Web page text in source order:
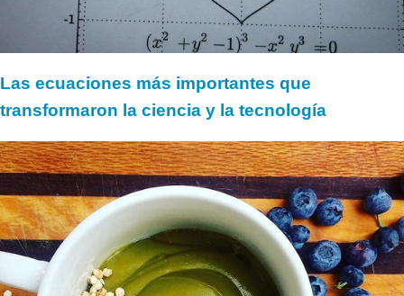
Las ecuaciones más importantes que
transformaron la ciencia y la tecnología